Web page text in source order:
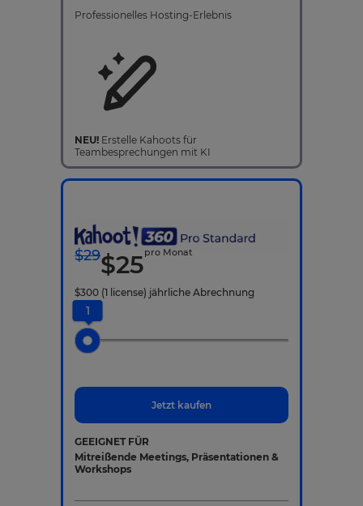
Professionelles Hosting-Erlebnis
NEU! Erstelle Kahoots für
Teambesprechungen mit KI
$29$25pro Monat
$300 (1 license) jährliche Abrechnung
1
Jetzt kaufen
GEEIGNET FÜR
Mitreißende Meetings, Präsentationen &
Workshops